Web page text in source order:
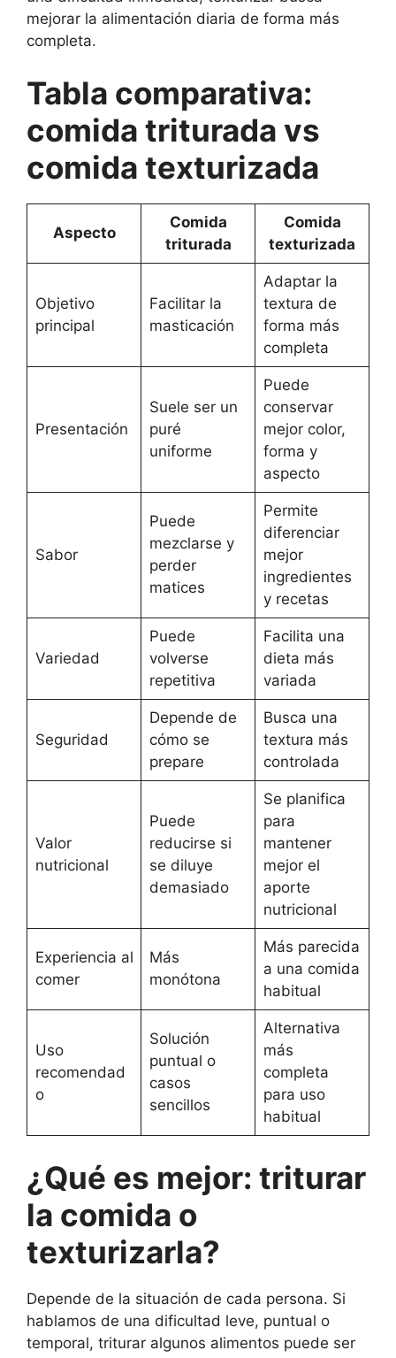
mejorar la alimentación diaria de forma más
completa.
Tabla comparativa:
comida triturada vs
comida texturizada
Aspecto
Comida
triturada
Comida
texturizada
Objetivo
principal
Facilitar la
masticación
Adaptar la
textura de
forma más
completa
Presentación
Suele ser un
puré
uniforme
Puede
conservar
mejor color,
forma y
aspecto
Sabor
Puede
mezclarse y
perder
matices
Permite
diferenciar
mejor
ingredientes
y recetas
Variedad
Puede
volverse
repetitiva
Facilita una
dieta más
variada
Seguridad
Depende de
cómo se
prepare
Busca una
textura más
controlada
Valor
nutricional
Puede
reducirse si
se diluye
demasiado
Se planifica
para
mantener
mejor el
aporte
nutricional
Experiencia al
comer
Más
monótona
Más parecida
a una comida
habitual
Uso
recomendad
o
Solución
puntual o
casos
sencillos
Alternativa
más
completa
para uso
habitual
¿Qué es mejor: triturar
la comida o
texturizarla?
Depende de la situación de cada persona. Si
hablamos de una dificultad leve, puntual o
temporal, triturar algunos alimentos puede ser